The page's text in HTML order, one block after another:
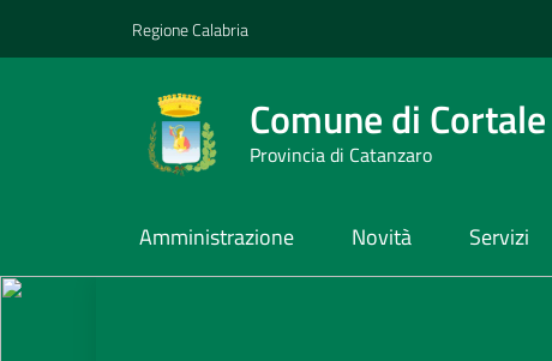
Regione Calabria
Comune di Cortale
Provincia di Catanzaro
Amministrazione Novità Servizi